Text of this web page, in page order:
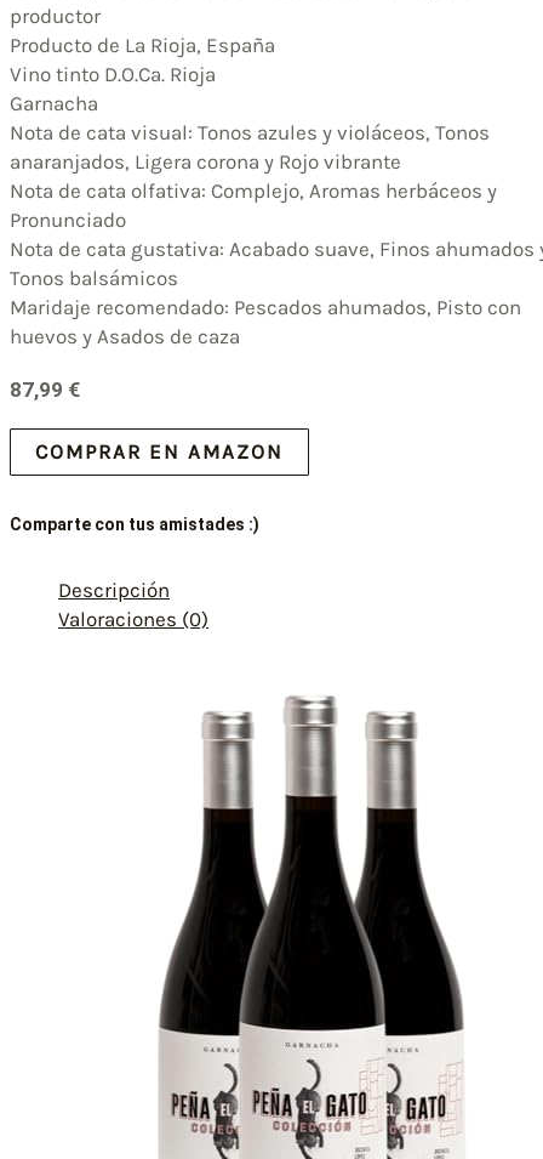
productor
Producto de La Rioja, España
Vino tinto D.O.Ca. Rioja
Garnacha
Nota de cata visual: Tonos azules y violáceos, Tonos
anaranjados, Ligera corona y Rojo vibrante
Nota de cata olfativa: Complejo, Aromas herbáceos y
Pronunciado
Nota de cata gustativa: Acabado suave, Finos ahumados
Tonos balsámicos
Maridaje recomendado: Pescados ahumados, Pisto con
huevos y Asados de caza
87,99 €
COMPRAR EN AMAZON
Comparte con tus amistades :)
Descripción
Valoraciones (0)